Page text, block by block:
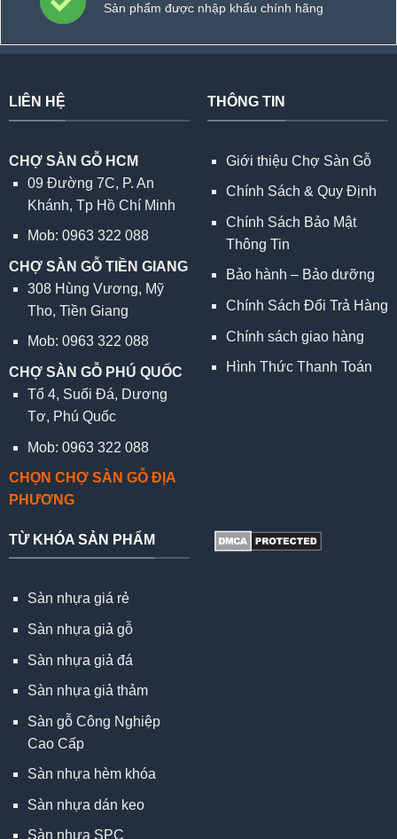
Sản phẩm được nhập khẩu chính hãng
LIÊN HỆ
CHỢ SÀN GỖ HCM
09 Đường 7C, P. An
Khánh, Tp Hồ Chí Minh
Mob: 0963 322 088
CHỢ SÀN GỖ TIỀN GIANG
308 Hùng Vương, Mỹ
Tho, Tiền Giang
Mob: 0963 322 088
CHỢ SÀN GỖ PHÚ QUỐC
Tổ 4, Suối Đá, Dương
Tơ, Phú Quốc
Mob: 0963 322 088
CHỌN CHỢ SÀN GỖ ĐỊA
PHƯƠNG
THÔNG TIN
Giới thiệu Chợ Sàn Gỗ
Chính Sách & Quy Định
Chính Sách Bảo Mật
Thông Tin
Bảo hành – Bảo dưỡng
Chính Sách Đổi Trả Hàng
Chính sách giao hàng
Hình Thức Thanh Toán
TỪ KHÓA SẢN PHẨM
Sàn nhựa giá rẻ
Sàn nhựa giả gỗ
Sàn nhựa giả đá
Sàn nhựa giả thảm
Sàn gỗ Công Nghiệp
Cao Cấp
Sàn nhựa hèm khóa
Sàn nhựa dán keo
Sàn nhựa SPC